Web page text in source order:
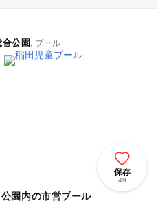
公園 , プール
保存
49
園内の市営プール